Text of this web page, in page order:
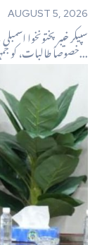
AUGUST 5, 2026
سپیکر خیبر پختونخوا
خصوصاً طالبات، کو جمہوری اقدار، قانون سازی کے عمل اور پارلیمانی...